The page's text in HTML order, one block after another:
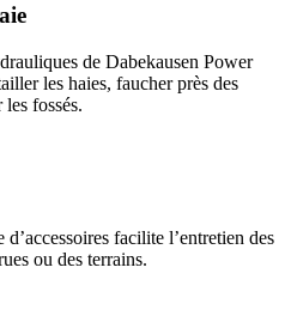
de Dabekausen Power
les haies, faucher près des
fossés.
facilite l’entretien des
ou des terrains.